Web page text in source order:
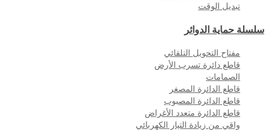
تبديل الوقت
سلسلة حماية الدوائر
مفتاح التحويل التلقائي
قاطع دائرة تسرب الأرض
الصمامات
قاطع الدائرة المصغر
قاطع الدائرة المصبوب
قاطع الدائرة متعدد الأغراض
واقي من زيادة التيار الكهربائي